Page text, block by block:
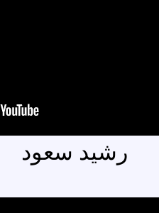
رشيد سعود